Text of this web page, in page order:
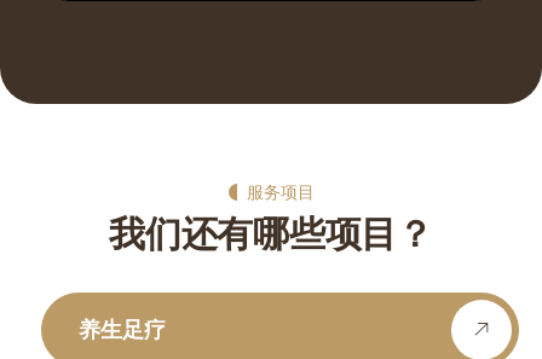
服务项目
我们还有哪些项目？
养生足疗